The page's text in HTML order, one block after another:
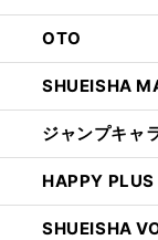
OTO
SHUEISHA
ジャンプキャ
HAPPY PLUS
SHUEISHA